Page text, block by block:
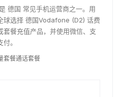
德国 常见手机运营商之一。用
球选择 德国Vodafone (D2) 话费
套餐充值产品，并使用微信、支
。
套餐通话套餐